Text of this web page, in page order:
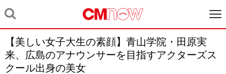
【美しい女子大生の素顔】青山学院・田原実
来、広島のアナウンサーを目指すアクターズス
クール出身の美女